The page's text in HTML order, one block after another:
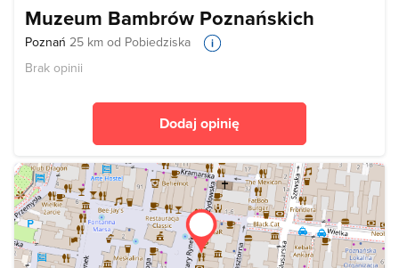
Muzeum Bambrów Poznańskich
Poznań 25 km od Pobiedziska
Brak opinii
Dodaj opinię